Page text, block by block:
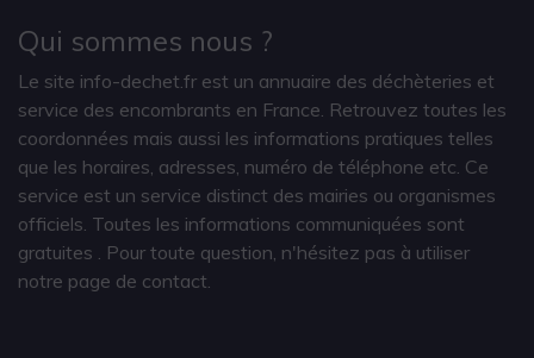
Qui sommes nous ?
Le site info-dechet.fr est un annuaire des déchèteries et
service des encombrants en France. Retrouvez toutes les
coordonnées mais aussi les informations pratiques telles
que les horaires, adresses, numéro de téléphone etc. Ce
service est un service distinct des mairies ou organismes
officiels. Toutes les informations communiquées sont
gratuites
. Pour toute question, n'hésitez pas à utiliser
notre page de contact.